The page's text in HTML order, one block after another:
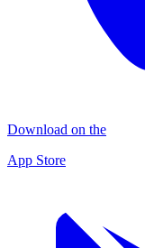
Download on the
App Store